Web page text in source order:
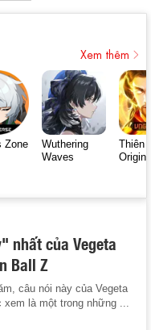
Xem thêm
Zone
Wuthering
Waves
Thiên
Origin
nhất của Vegeta
Ball Z
câu nói này của Vegeta
là một trong những ...